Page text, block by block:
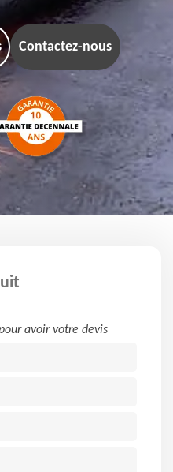
Contactez-nous
avoir votre devis